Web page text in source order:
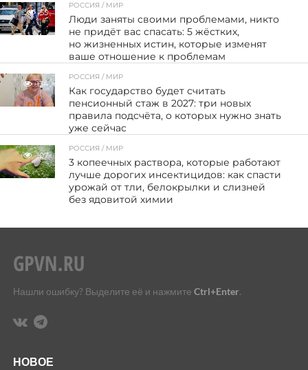
55
РОССИЯ / МИР
Люди заняты своими проблемами, никто
не придёт вас спасать: 5 жёстких,
но жизненных истин, которые изменят
ваше отношение к проблемам
134
РОССИЯ / МИР
Как государство будет считать
пенсионный стаж в 2027: три новых
правила подсчёта, о которых нужно знать
уже сейчас
107
РОССИЯ / МИР
3 копеечных раствора, которые работают
лучше дорогих инсектицидов: как спасти
урожай от тли, белокрылки и слизней
без ядовитой химии
Нашли ошибку? Выделите её и нажмите Ctrl+Enter.
НОВОЕ